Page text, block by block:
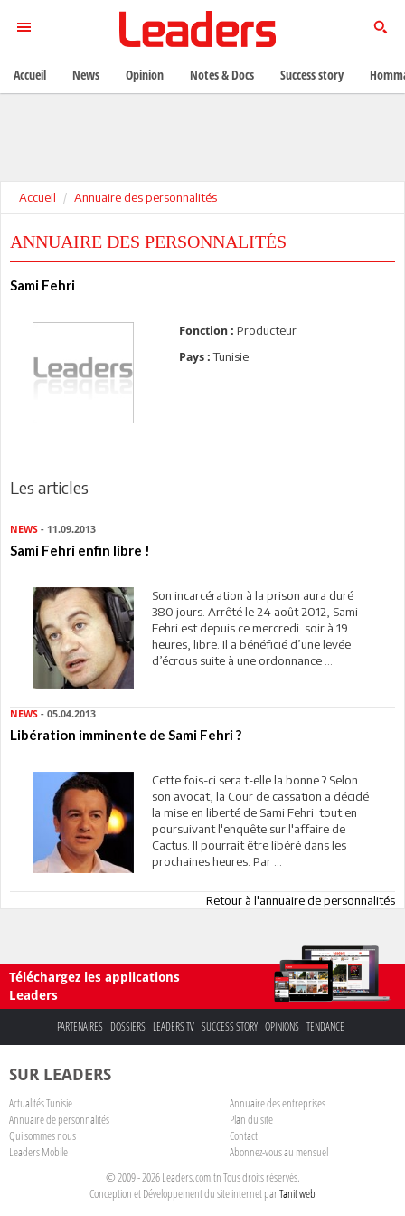
Accueil Annuaire des personnalités
ANNUAIRE DES PERSONNALITÉS
Sami Fehri
Fonction : Producteur
Pays : Tunisie
Les articles
NEWS - 11.09.2013
Sami Fehri enfin libre !
Son incarcération à la prison aura duré
380 jours. Arrêté le 24 août 2012, Sami
Fehri est depuis ce mercredi soir à 19
heures, libre. Il a bénéficié d’une levée
d’écrous suite à une ordonnance ...
NEWS - 05.04.2013
Libération imminente de Sami Fehri ?
Cette fois-ci sera t-elle la bonne ? Selon
son avocat, la Cour de cassation a décidé
la mise en liberté de Sami Fehri tout en
poursuivant l'enquête sur l'affaire de
Cactus. Il pourrait être libéré dans les
prochaines heures. Par ...
Retour à l'annuaire de personnalités
Téléchargez les applications
Leaders
PARTENAIRES DOSSIERS LEADERS TV SUCCESS STORY OPINIONS TENDANCE
SUR LEADERS
Actualités Tunisie
Annuaire des entreprises
Annuaire de personnalités
Plan du site
Qui sommes nous
Contact
Leaders Mobile
Abonnez-vous au mensuel
© 2009 - 2026 Leaders.com.tn Tous droits réservés.
Conception et Développement du site internet parTanit web
Accueil News Opinion Notes & Docs Success story